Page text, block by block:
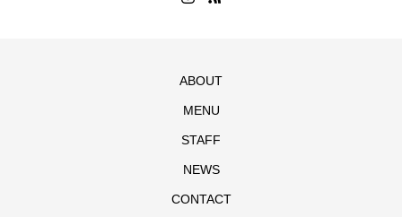
ABOUT
MENU
STAFF
NEWS
CONTACT